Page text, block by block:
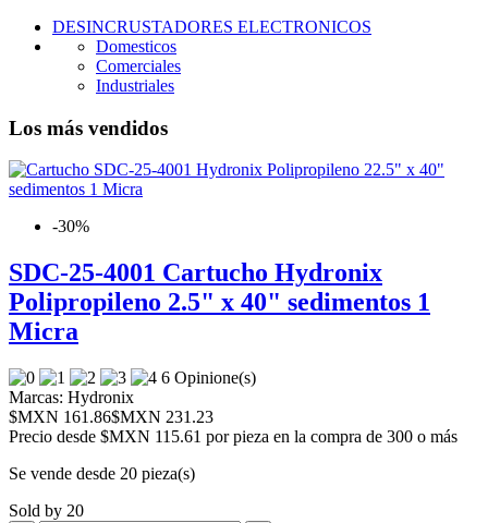
DESINCRUSTADORES ELECTRONICOS
Domesticos
Comerciales
Industriales
Los más vendidos
-30%
SDC-25-4001 Cartucho Hydronix
Polipropileno 2.5" x 40" sedimentos 1
Micra
6 Opinione(s)
Marcas: Hydronix
$MXN 161.86$MXN 231.23
Precio desde $MXN 115.61 por pieza en la compra de 300 o más
Se vende desde 20 pieza(s)
Sold by 20